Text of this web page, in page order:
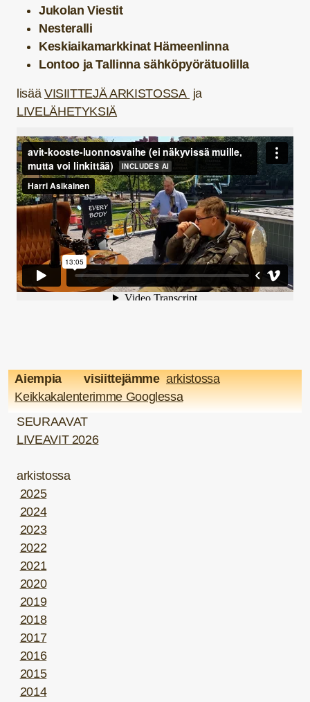
Jukolan Viestit
Nesteralli
Keskiaikamarkkinat Hämeenlinna
Lontoo ja Tallinna sähköpyörätuolilla
lisää VISIITTEJÄ ARKISTOSSA ja
LIVELÄHETYKSIÄ
Aiempia visiittejämme arkistossa
Keikkakalenterimme Googlessa
SEURAAVAT
LIVEAVIT 2026
arkistossa
2025
2024
2023
2022
2021
2020
2019
2018
2017
2016
2015
2014